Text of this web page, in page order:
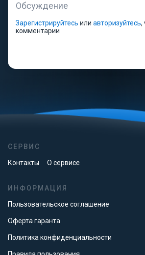
Обсуждение
Зарегистрируйтесь или авторизуйтесь,
комментарии
СЕРВИС
Контакты О сервисе
ИНФОРМАЦИЯ
Пользовательское соглашение
Оферта гаранта
Политика конфиденциальности